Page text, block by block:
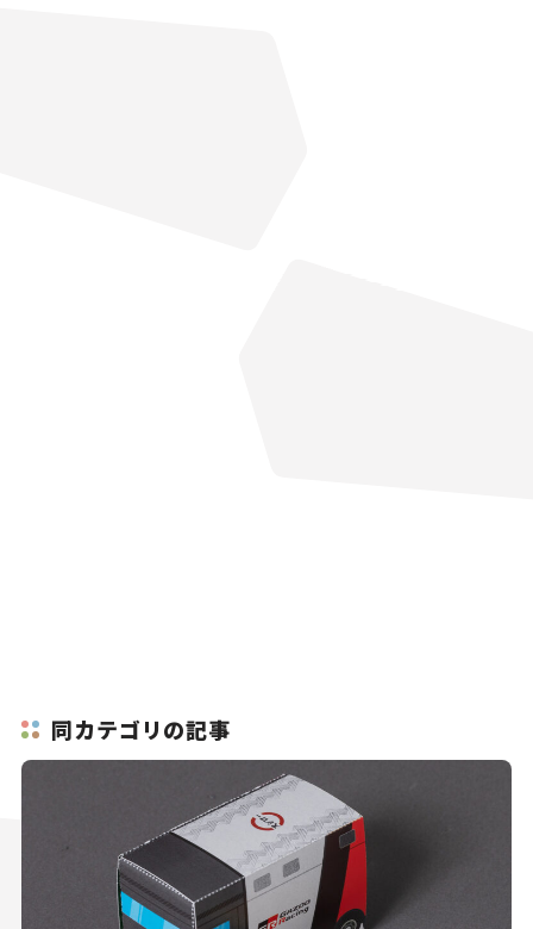
同カテゴリの記事